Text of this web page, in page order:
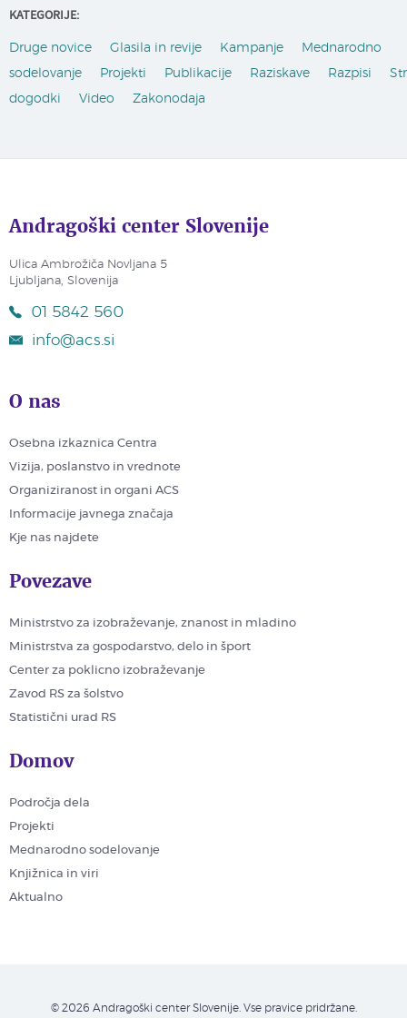
KATEGORIJE:
Druge novice Glasila in revije Kampanje
Mednarodno
sodelovanje
Projekti Publikacije Raziskave Razpisi
dogodki
Video Zakonodaja
Andragoški center Slovenije
Ulica Ambrožiča Novljana 5
Ljubljana, Slovenija
01 5842 560
info@acs.si
O nas
Osebna izkaznica Centra
Vizija, poslanstvo in vrednote
Organiziranost in organi ACS
Informacije javnega značaja
Kje nas najdete
Povezave
Ministrstvo za izobraževanje, znanost in mladino
Ministrstva za gospodarstvo, delo in šport
Center za poklicno izobraževanje
Zavod RS za šolstvo
Statistični urad RS
Domov
Področja dela
Projekti
Mednarodno sodelovanje
Knjižnica in viri
Aktualno
© 2026 Andragoški center Slovenije. Vse pravice pridržane.